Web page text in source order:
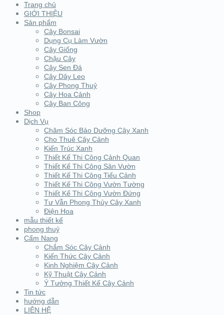
Trang chủ
GIỚI THIỆU
Sản phẩm
Cây Bonsai
Dụng Cụ Làm Vườn
Cây Giống
Chậu Cây
Cây Sen Đá
Cây Dây Leo
Cây Phong Thuỷ
Cây Hoa Cảnh
Cây Ban Công
Shop
Dịch Vụ
Chăm Sóc Bảo Dưỡng Cây Xanh
Cho Thuê Cây Cảnh
Kiến Trúc Xanh
Thiết Kế Thi Công Cảnh Quan
Thiết Kế Thi Công Sân Vườn
Thiết Kế Thi Công Tiểu Cảnh
Thiết Kế Thi Công Vườn Tường
Thiết Kế Thi Công Vườn Đứng
Tư Vẫn Phong Thủy Cây Xanh
Điện Hoa
mẫu thiết kế
phong thuỷ
Cẩm Nang
Chắm Sóc Cây Cảnh
Kiến Thức Cây Cảnh
Kinh Nghiệm Cây Cảnh
Kỹ Thuật Cây Cảnh
Ý Tưởng Thiết Kế Cây Cảnh
Tin tức
hướng dẫn
LIÊN HỆ